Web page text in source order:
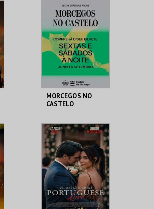
SANTA MARIA DA
FEIRA
MAIS INFO
COMPRAR
MORCEGOS NO
CASTELO
CASTELO DE SÃO
JORGE
MAIS INFO
COMPRAR